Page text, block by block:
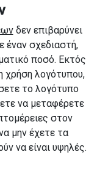
δεν επιβαρύνει
έναν σχεδιαστή,
ποσό. Εκτός
χρήση λογότυπου,
το λογότυπο
να μεταφέρετε
στον
μην έχετε τα
να είναι υψηλές.